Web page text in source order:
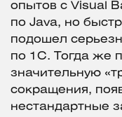
опытов с Visual
по Java, но
подошел
по 1С. Тогда же
значительную
сокращения,
нестандартные